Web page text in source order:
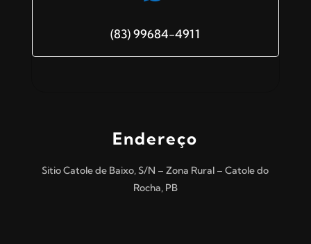
(83) 99684-4911
Endereço
Sitio Catole de Baixo, S/N – Zona Rural – Catole do
Rocha, PB